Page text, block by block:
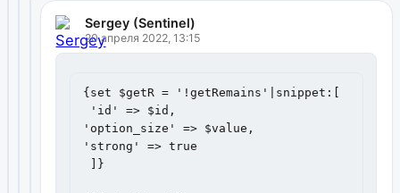
Sergey (Sentinel)
20 апреля 2022, 13:15
{set $getR = '!getRemains'|snippet:[
'id' => $id,
'option_size' => $value,
'strong' => true
]}